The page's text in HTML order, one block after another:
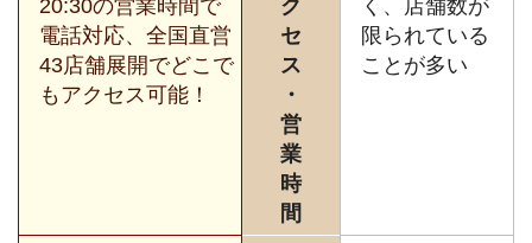
20:30の営業時間で
電話対応、全国直営
43店舗展開でどこで
もアクセス可能！
ク
セ
ス
・
営
業
時
間
く、店舗数が
限られている
ことが多い